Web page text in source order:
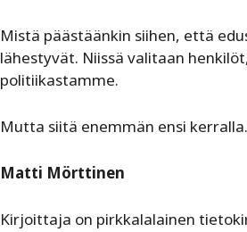
Mistä päästäänkin siihen, että
lähestyvät. Niissä valitaan
politiikastamme.
Mutta siitä enemmän ensi kerralla.
Matti Mörttinen
Kirjoittaja on pirkkalalainen